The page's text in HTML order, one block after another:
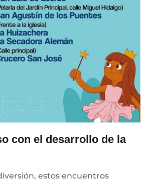
con el desarrollo de la
estos encuentros